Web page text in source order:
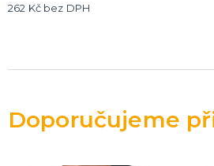
262 Kč bez DPH
Doporučujeme